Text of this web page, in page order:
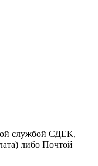
службой СДЕК,
либо Почтой